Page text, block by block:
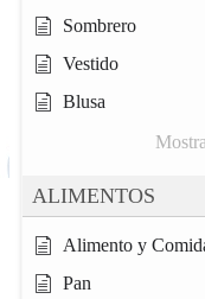
Sombrero
Vestido
Blusa
ALIMENTOS
Alimento y
Pan